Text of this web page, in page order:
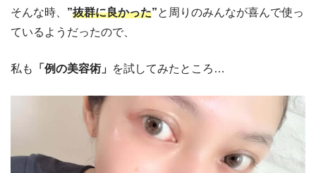
そんな時、 ”抜群に良かった”と周りのみんなが喜んで使っ
ているようだったので、
私も 「例の美容術」 を試してみたところ…